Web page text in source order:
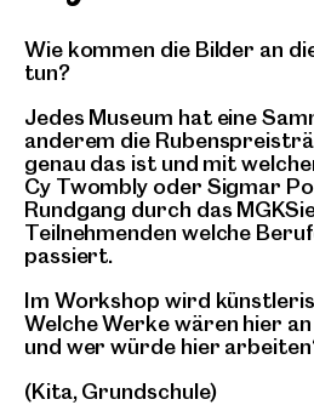
Wie kommen die Bilder an
tun?
Jedes Museum hat eine
anderem die
genau das ist und mit
Cy Twombly oder Sigmar
Rundgang durch das
Teilnehmenden welche
passiert.
Im Workshop wird
Welche Werke wären hier
und wer würde hier
(Kita, Grundschule)